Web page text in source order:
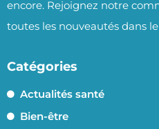
encore. Rejoignez notre
toutes les nouveautés dans
Catégories
Actualités santé
Bien-être